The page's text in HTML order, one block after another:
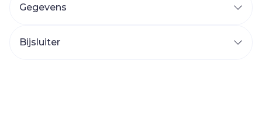
Gegevens
Bijsluiter